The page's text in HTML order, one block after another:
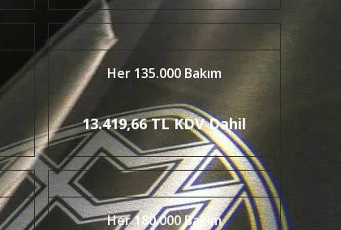
Her 135.000 Bakım
13.419,66 TL KDV Dahil
Her 180.000 Bakım